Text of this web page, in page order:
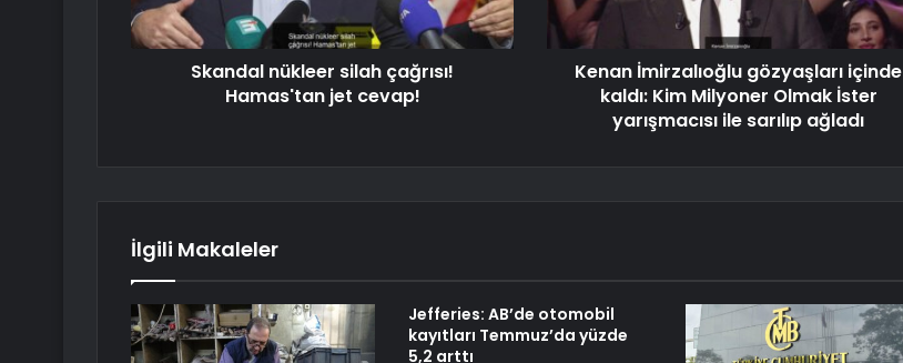
Skandal nükleer silah çağrısı!
Hamas'tan jet cevap!
Kenan İmirzalıoğlu gözyaşları içinde
kaldı: Kim Milyoner Olmak İster
yarışmacısı ile sarılıp ağladı
İlgili Makaleler
Jefferies: AB’de otomobil
kayıtları Temmuz’da yüzde
5,2 arttı